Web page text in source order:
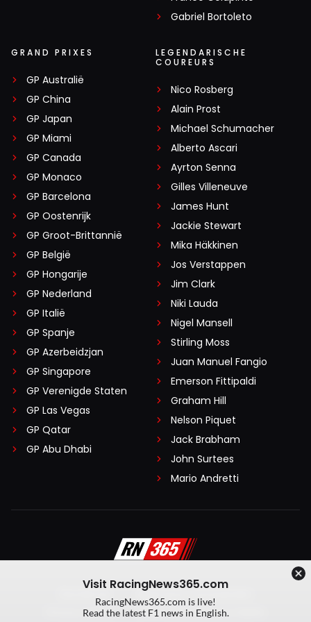
Gabriel Bortoleto
GRAND PRIXES
GP Australië
GP China
GP Japan
GP Miami
GP Canada
GP Monaco
GP Barcelona
GP Oostenrijk
GP Groot-Brittannië
GP België
GP Hongarije
GP Nederland
GP Italië
GP Spanje
GP Azerbeidzjan
GP Singapore
GP Verenigde Staten
GP Las Vegas
GP Qatar
GP Abu Dhabi
LEGENDARISCHE
COUREURS
Nico Rosberg
Alain Prost
Michael Schumacher
Alberto Ascari
Ayrton Senna
Gilles Villeneuve
James Hunt
Jackie Stewart
Mika Häkkinen
Jos Verstappen
Jim Clark
Niki Lauda
Nigel Mansell
Stirling Moss
Juan Manuel Fangio
Emerson Fittipaldi
Graham Hill
Nelson Piquet
Jack Brabham
John Surtees
Mario Andretti
Algemene voorwaarden
Privacy Policy
Created by On Your Marks
Visit RacingNews365.com
RacingNews365.com is live!
Read the latest F1 news in English.